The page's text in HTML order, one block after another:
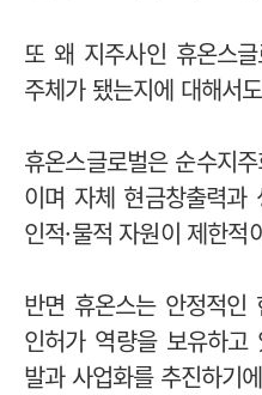
또 왜 지주사인 휴온스
주체가 됐는지에 대해서
휴온스글로벌은 순수지
이며 자체 현금창출력과
인적·물적 자원이 제한적
반면 휴온스는 안정적인
인허가 역량을 보유하
발과 사업화를 추진하기